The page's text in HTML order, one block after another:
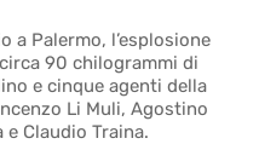
a Palermo, l’esplosione
90 chilogrammi di
e cinque agenti della
Li Muli, Agostino
e Claudio Traina.